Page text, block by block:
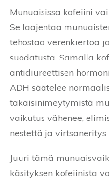
Munuaisissa kofeiini
Se laajentaa
tehostaa verenkiertoa
suodatusta. Samalla
antidiureettisen
ADH säätelee
takaisinimeytymistä
vaikutus vähenee,
nestettä ja virtsaneritys
Juuri tämä
käsityksen kofeiinista